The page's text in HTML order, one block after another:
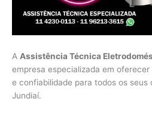
A Assistência Técnica
empresa especializada em
e confiabilidade para todos os seus
Jundiaí.